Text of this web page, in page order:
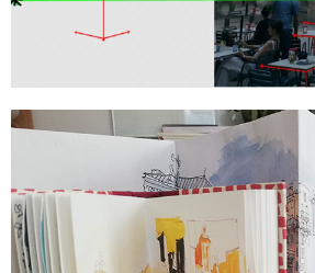
La Perspectiva "fácil"
Sigue leyendo...